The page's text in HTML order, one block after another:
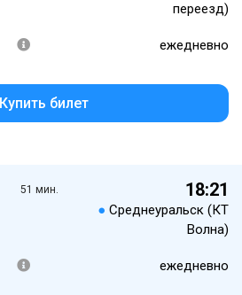
переезд)
ежедневно
Купить билет
51 мин. 18:21
● Среднеуральск (КТ
Волна)
ежедневно